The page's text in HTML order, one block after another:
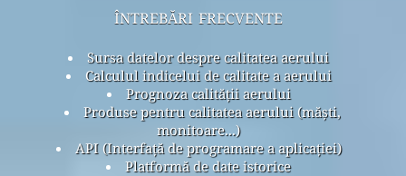
întrebări frecvente
Sursa datelor despre calitatea aerului
Calculul indicelui de calitate a aerului
Prognoza calității aerului
Produse pentru calitatea aerului (măști,
monitoare...)
API (Interfață de programare a aplicației)
Platformă de date istorice